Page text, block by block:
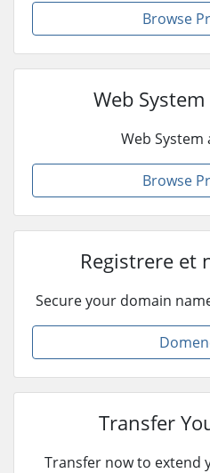
Browse
Web
Web System
Browse
Registrere et
Secure your domain
Transfer
Transfer now to extend